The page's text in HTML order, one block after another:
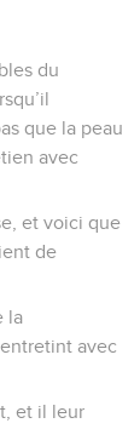
du
que la peau
avec
et voici que
de
la
avec
et il leur